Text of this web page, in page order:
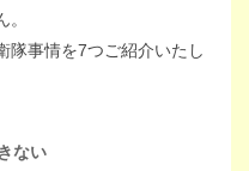
隊事情を7つご紹介いたし
ない